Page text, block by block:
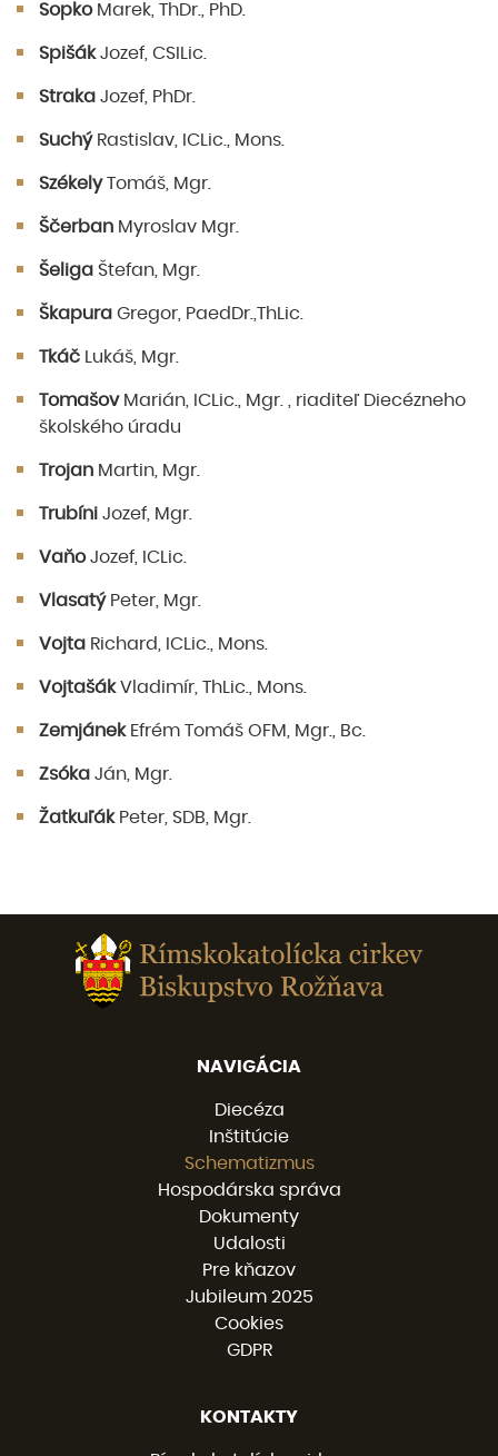
SopkoMarek, ThDr., PhD.
SpišákJozef, CSILic.
Straka Jozef, PhDr.
SuchýRastislav, ICLic., Mons.
SzékelyTomáš, Mgr.
Ščerban Myroslav Mgr.
Šeliga Štefan, Mgr.
Škapura Gregor, PaedDr.,ThLic.
Tkáč Lukáš, Mgr.
TomašovMarián, ICLic., Mgr. , riaditeľ Diecézneho
školského úradu
Trojan Martin, Mgr.
Trubíni Jozef, Mgr.
VaňoJozef, ICLic.
VlasatýPeter, Mgr.
Vojta Richard, ICLic., Mons.
VojtašákVladimír, ThLic., Mons.
ZemjánekEfrém Tomáš OFM, Mgr., Bc.
Zsóka Ján, Mgr.
ŽatkuľákPeter, SDB, Mgr.
NAVIGÁCIA
Diecéza
Inštitúcie
Schematizmus
Hospodárska správa
Dokumenty
Udalosti
Pre kňazov
Jubileum 2025
Cookies
GDPR
KONTAKTY